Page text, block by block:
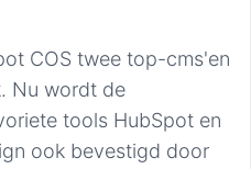
COS twee top-cms'en
Nu wordt de
tools HubSpot en
ook bevestigd door